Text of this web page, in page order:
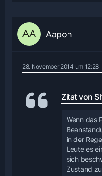
Aapoh
28. November 2014 um 12:28
Zitat von
Wenn das
in der
Leute es
sich
Zustand